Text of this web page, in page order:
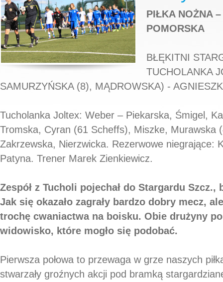
PIŁKA NOŻNA
POMORSKA
BŁĘKITNI
TUCHOLANKA
SAMURZYŃSKA (8), MĄDROWSKA) -
Tucholanka Joltex: Weber – Piekarska, Śmigel,
Tromska, Cyran (61 Scheffs), Miszke, Murawska
Zakrzewska, Nierzwicka. Rezerwowe niegrające:
Patyna. Trener Marek Zienkiewicz.
Zespół z Tucholi pojechał do Stargardu
Jak się okazało zagrały bardzo dobry mecz,
trochę cwaniactwa na boisku. Obie drużyny
widowisko, które mogło się podobać.
Pierwsza połowa to przewaga w grze naszych
stwarzały groźnych akcji pod bramką